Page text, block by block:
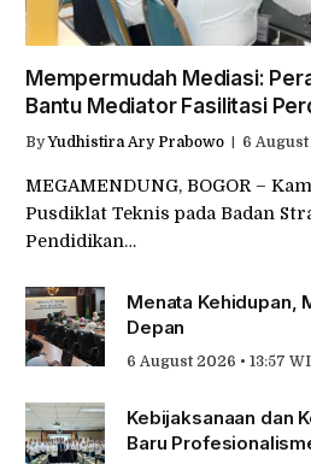
Mempermudah Mediasi:
Bantu Mediator Fasilitasi
By Yudhistira Ary Prabowo 6 August
MEGAMENDUNG, BOGOR –
Pusdiklat Teknis pada Badan
Pendidikan…
Menata Kehidupan,
Depan
6 August 2026 • 13:57
Kebijaksanaan dan
Baru